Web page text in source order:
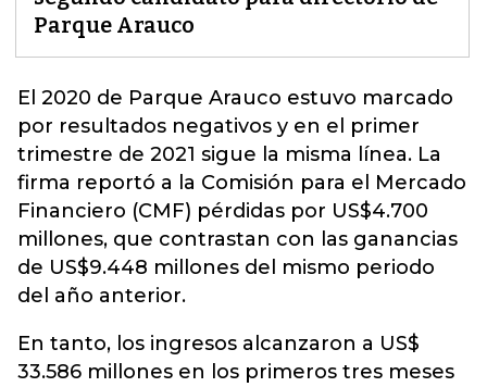
Parque Arauco
El 2020 de Parque Arauco estuvo marcado
por resultados negativos y en el primer
trimestre de 2021 sigue la misma línea. La
firma reportó a la Comisión para el Mercado
Financiero (CMF) pérdidas por US$4.700
millones, que contrastan con las ganancias
de US$9.448 millones del mismo periodo
del año anterior.
En tanto, los ingresos alcanzaron a US$
33.586 millones en los primeros tres meses